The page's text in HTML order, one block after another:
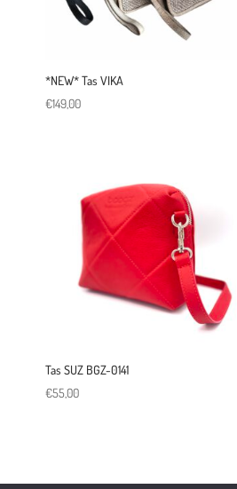
*NEW* Tas VIKA
€149,00
Tas SUZ BGZ-0141
€55,00